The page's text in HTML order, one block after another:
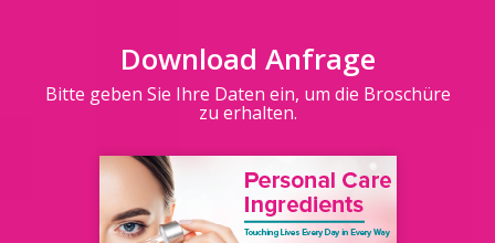
Download Anfrage
Bitte geben Sie Ihre Daten ein, um die Broschüre
zu erhalten.